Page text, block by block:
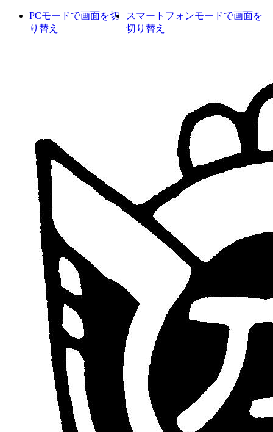
PCモードで画面を切
り替え
スマートフォンモードで画面を
切り替え